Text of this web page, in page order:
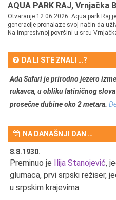
AQUA PARK RAJ, Vrnjačka
Otvaranje 12.06.2026. Aqua park Raj
generacije pronalaze svoj način da
Na impresivnoj površini u srcu
DA LI STE ZNALI …?
Ada Safari je prirodno jezero
rukavca, u obliku latiničnog
prosečne dubine oko 2 metara.
NA DANAŠNJI DAN …
8.8.1930.
Preminuo je Ilija Stanojević,
glumaca, prvi srpski režiser,
u srpskim krajevima.